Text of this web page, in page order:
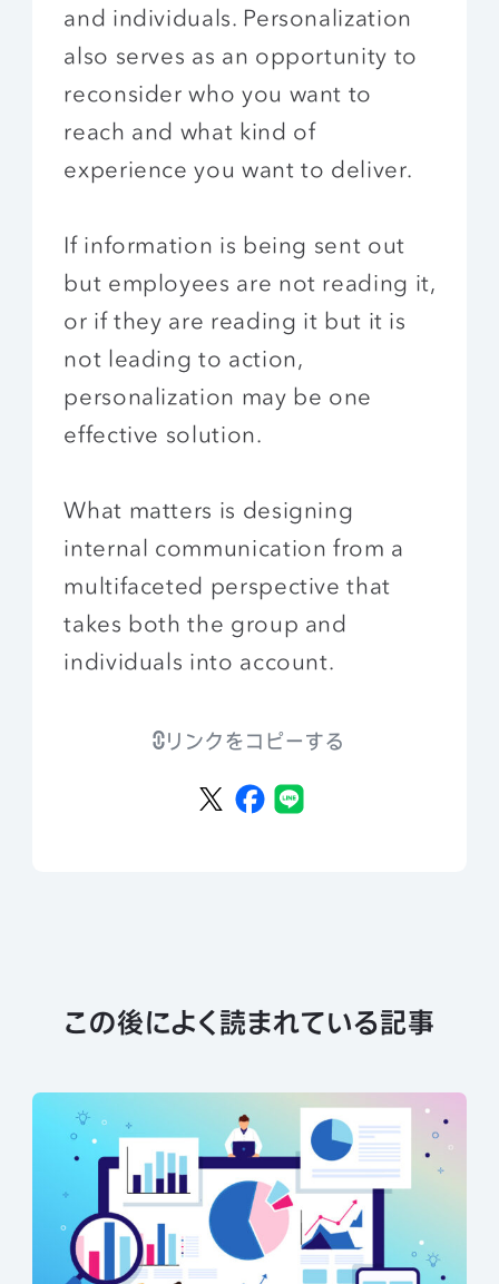
and individuals. Personalization
also serves as an opportunity to
reconsider who you want to
reach and what kind of
experience you want to deliver.
If information is being sent out
but employees are not reading it,
or if they are reading it but it is
not leading to action,
personalization may be one
effective solution.
What matters is designing
internal communication from a
multifaceted perspective that
takes both the group and
individuals into account.
リンクをコピーする
この後によく読まれている記事